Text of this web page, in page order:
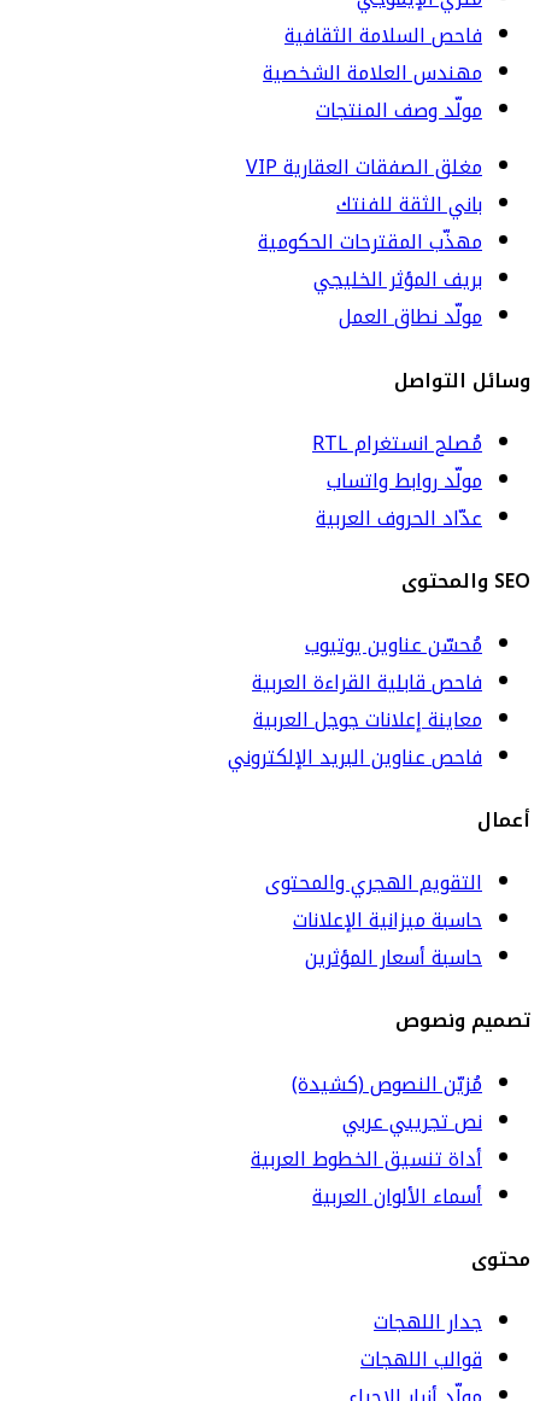
فاحص السلامة الثقافية
مهندس العلامة الشخصية
مولّد وصف المنتجات
مغلق الصفقات العقارية VIP
باني الثقة للفنتك
مهذّب المقترحات الحكومية
بريف المؤثر الخليجي
مولّد نطاق العمل
وسائل التواصل
مُصلح انستغرام RTL
مولّد روابط واتساب
عدّاد الحروف العربية
SEO والمحتوى
مُحسّن عناوين يوتيوب
فاحص قابلية القراءة العربية
معاينة إعلانات جوجل العربية
فاحص عناوين البريد الإلكتروني
أعمال
التقويم الهجري والمحتوى
حاسبة ميزانية الإعلانات
حاسبة أسعار المؤثرين
تصميم ونصوص
مُزيّن النصوص (كشيدة)
نص تجريبي عربي
أداة تنسيق الخطوط العربية
أسماء الألوان العربية
محتوى
جدار اللهجات
قوالب اللهجات